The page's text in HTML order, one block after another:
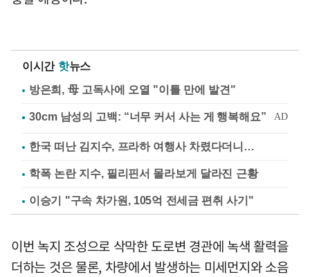
이시간 핫뉴스
방은희, 母 고독사에 오열 "이틀 만에 발견"
한국 떠난 김지수, 프라하 여행사 차렸다더니…
학폭 논란 지수, 필리핀서 몰라보게 달라진 근황
이승기 "구속 차가원, 105억 전세금 편취 사기"
이번 녹지 조성으로 삭막한 도로변 경관에 녹색 활력을
더하는 것은 물론, 차량에서 발생하는 미세먼지와 소음